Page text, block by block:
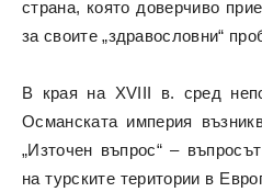
страна, която доверчиво
за своите „здравословни“
В края на XVIII в. сред
Османската империя
„Източен въпрос“ –
на турските територии в